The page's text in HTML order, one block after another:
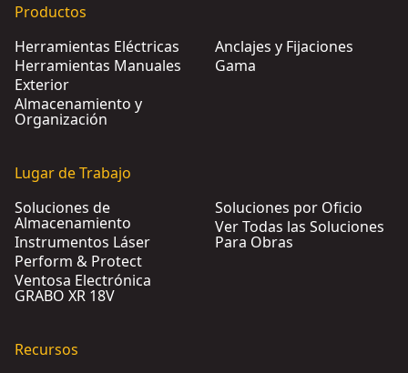
Productos
Herramientas Eléctricas
Herramientas Manuales
Exterior
Almacenamiento y
Organización
Anclajes y Fijaciones
Gama
Lugar de Trabajo
Soluciones de
Almacenamiento
Instrumentos Láser
Perform & Protect
Ventosa Electrónica
GRABO XR 18V
Soluciones por Oficio
Ver Todas las Soluciones
Para Obras
Recursos